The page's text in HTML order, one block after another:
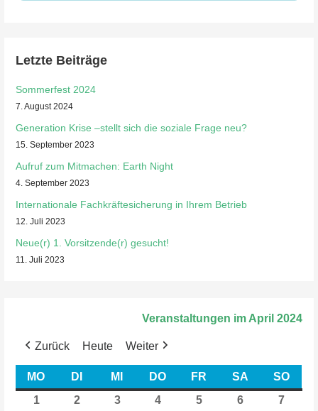
Letzte Beiträge
Sommerfest 2024
7. August 2024
Generation Krise –stellt sich die soziale Frage neu?
15. September 2023
Aufruf zum Mitmachen: Earth Night
4. September 2023
Internationale Fachkräftesicherung in Ihrem Betrieb
12. Juli 2023
Neue(r) 1. Vorsitzende(r) gesucht!
11. Juli 2023
Veranstaltungen im April 2024
Zurück Heute Weiter
MO MONTAG
DI DIENSTAG
MI MITTWOCH
DO DONNERSTAG
FR FREITAG
SA SAMSTAG
SO
11.
22.
33.
4 5 6 7